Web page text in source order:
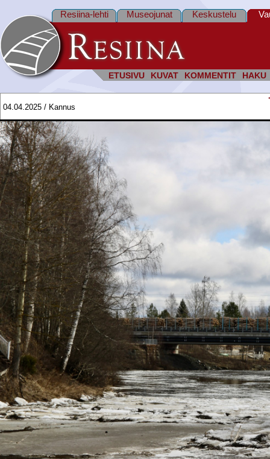
ETUSIVU KUVAT KOMMENTIT HAKU
Resiina-lehti Museojunat Keskustelu
04.04.2025 / Kannus